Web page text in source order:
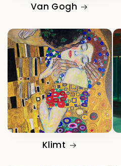
Van Gogh
Klimt